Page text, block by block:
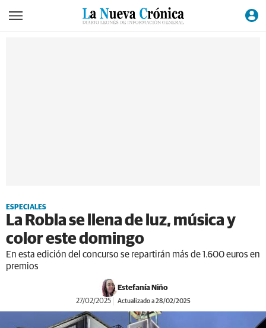
ESPECIALES
La Robla se llena de luz, música y
color este domingo
En esta edición del concurso se repartirán más de 1.600 euros en
premios
Estefanía Niño
27/02/2025 Actualizado a 28/02/2025